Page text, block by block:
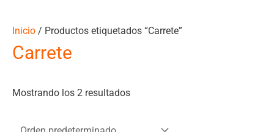
Inicio / Productos etiquetados “Carrete”
Carrete
Mostrando los 2 resultados